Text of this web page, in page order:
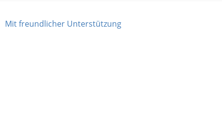
Mit freundlicher Unterstützung